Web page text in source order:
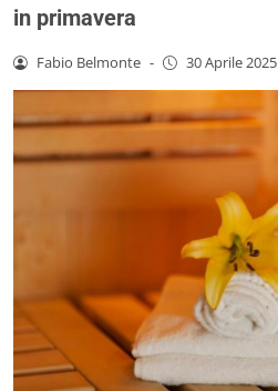
in primavera
Fabio Belmonte - 30 Aprile 2025